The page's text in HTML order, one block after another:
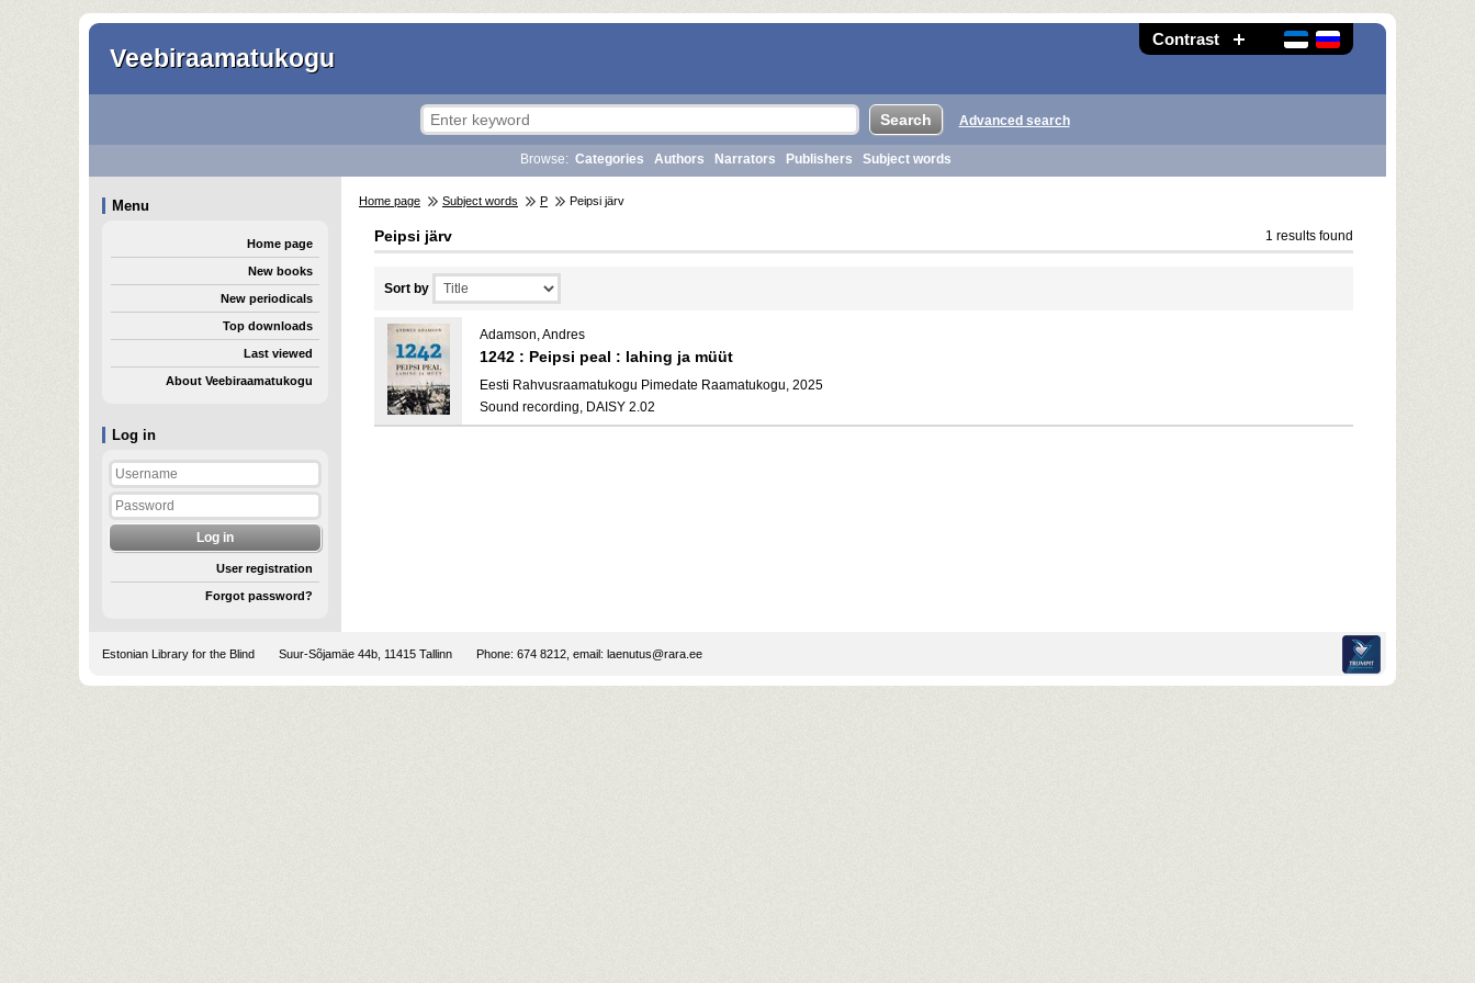
Contrast
Veebiraamatukogu
Log in
User registration
Forgot password?
Advanced search
Browse: Categories Authors Narrators Publishers Subject words
Menu
Home page
New books
New periodicals
Top downloads
Last viewed
About Veebiraamatukogu
Home page Subject words P Peipsi järv
Peipsi järv 1 results found
Sort by
Adamson, Andres
1242 : Peipsi peal : lahing ja müüt
Eesti Rahvusraamatukogu Pimedate Raamatukogu, 2025
Sound recording, DAISY 2.02
Estonian Library for the Blind Suur-Sõjamäe 44b, 11415 Tallinn Phone: 674 8212, email: laenutus@rara.ee